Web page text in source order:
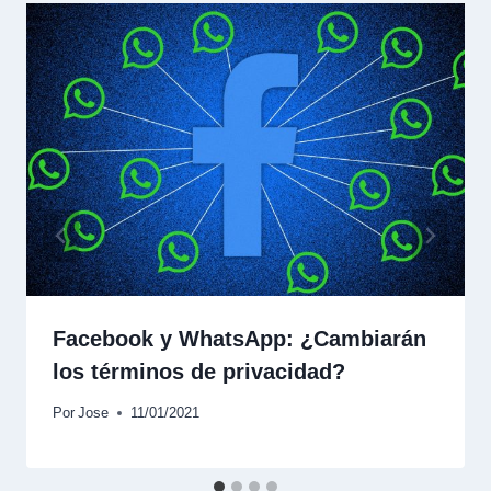
Facebook y WhatsApp: ¿Cambiarán
los términos de privacidad?
Por Jose 11/01/2021